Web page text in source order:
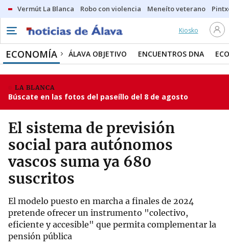
Vermút La Blanca Robo con violencia Meneíto veterano
Kiosko
ECONOMÍA ÁLAVA OBJETIVO ENCUENTROS DNA
LA BLANCA
Búscate en las fotos del paseíllo del 8 de agosto
El sistema de previsión
social para autónomos
vascos suma ya 680
suscritos
El modelo puesto en marcha a finales de 2024
pretende ofrecer un instrumento "colectivo,
eficiente y accesible" que permita complementar la
pensión pública